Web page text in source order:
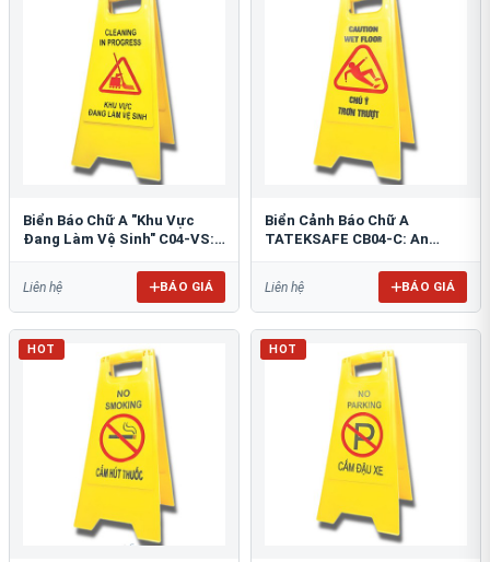
Biển Báo Chữ A "Khu Vực
Đang Làm Vệ Sinh" C04-VS:
Liên hệ BÁO GIÁ
Biển Cảnh Báo Chữ A
TATEKSAFE CB04-C: An
Liên hệ BÁO GIÁ
HOT HOT